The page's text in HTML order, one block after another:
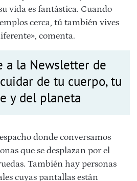
vida es fantástica. Cuando
cerca, tú también vives
comenta.
a la Newsletter de
de tu cuerpo, tu
y del planeta
donde conversamos
que se desplazan por el
También hay personas
cuyas pantallas están